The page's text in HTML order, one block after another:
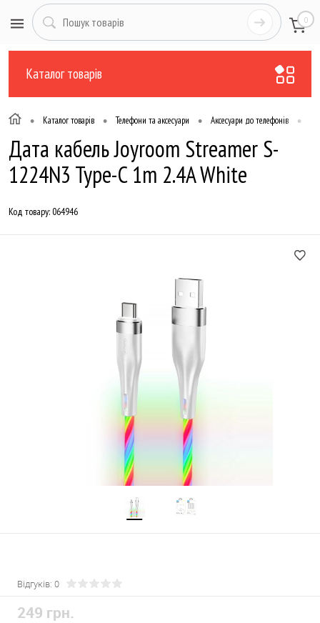
0
Каталог товарів
• Каталог товарів • Телефони та аксесуари • Аксесуари до телефонів •
Дата кабель Joyroom Streamer S-
1224N3 Type-C 1m 2.4A White
Код товару:064946
Відгуків: 0
249 грн.